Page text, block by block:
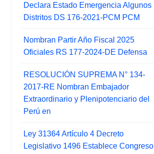
Declara Estado Emergencia Algunos
Distritos DS 176-2021-PCM PCM
Nombran Partir Año Fiscal 2025
Oficiales RS 177-2024-DE Defensa
RESOLUCIÓN SUPREMA N° 134-
2017-RE Nombran Embajador
Extraordinario y Plenipotenciario del
Perú en
Ley 31364 Artículo 4 Decreto
Legislativo 1496 Establece Congreso